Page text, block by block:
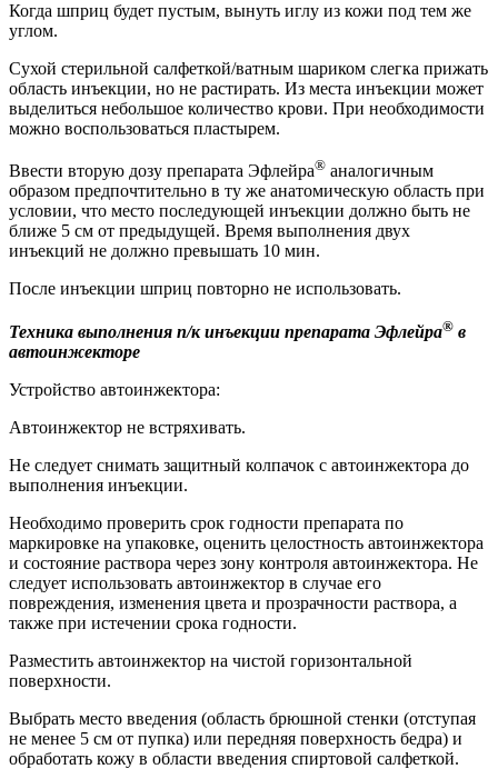
Когда шприц будет пустым, вынуть иглу из кожи под тем же
углом.
Сухой стерильной салфеткой/ватным шариком слегка прижать
область инъекции, но не растирать. Из места инъекции может
выделиться небольшое количество крови. При необходимости
можно воспользоваться пластырем.
Ввести вторую дозу препарата Эфлейра® аналогичным
образом предпочтительно в ту же анатомическую область при
условии, что место последующей инъекции должно быть не
ближе 5 см от предыдущей. Время выполнения двух
инъекций не должно превышать 10 мин.
После инъекции шприц повторно не использовать.
Техника выполнения п/к инъекции препарата Эфлейра® в
автоинжекторе
Устройство автоинжектора:
Автоинжектор не встряхивать.
Не следует снимать защитный колпачок с автоинжектора до
выполнения инъекции.
Необходимо проверить срок годности препарата по
маркировке на упаковке, оценить целостность автоинжектора
и состояние раствора через зону контроля автоинжектора. Не
следует использовать автоинжектор в случае его
повреждения, изменения цвета и прозрачности раствора, а
также при истечении срока годности.
Разместить автоинжектор на чистой горизонтальной
поверхности.
Выбрать место введения (область брюшной стенки (отступая
не менее 5 см от пупка) или передняя поверхность бедра) и
обработать кожу в области введения спиртовой салфеткой.